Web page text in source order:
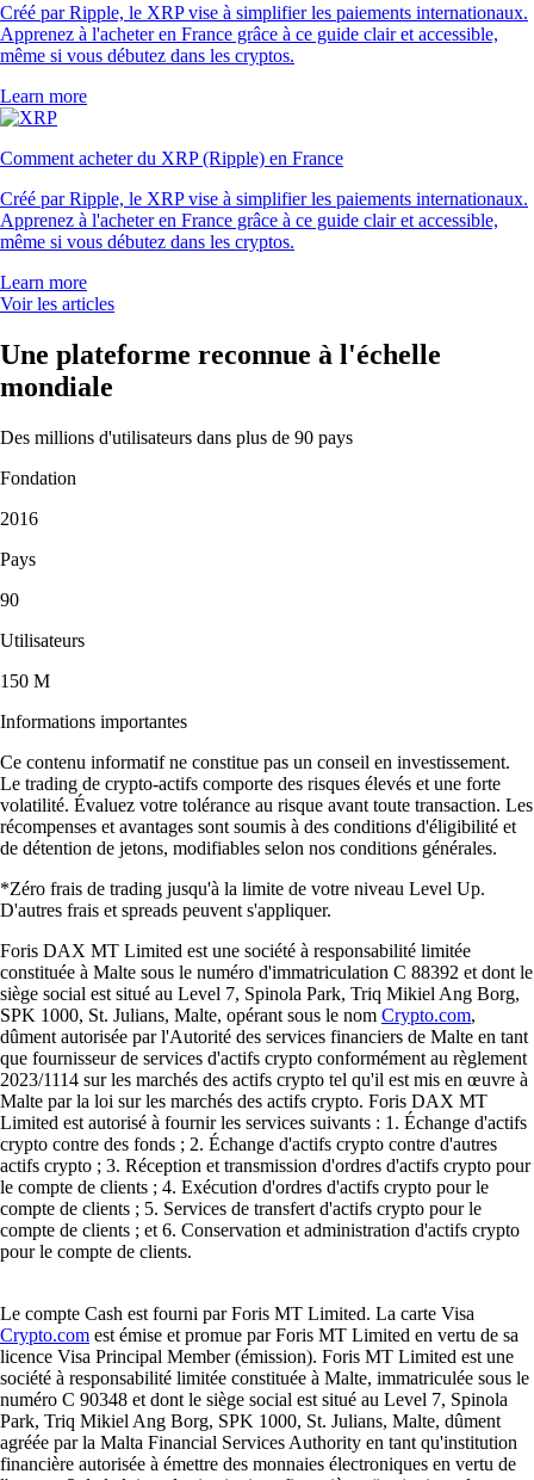
Créé par Ripple, le XRP vise à simplifier les paiements internationaux.
Apprenez à l'acheter en France grâce à ce guide clair et accessible,
même si vous débutez dans les cryptos.
Learn more
Comment acheter du XRP (Ripple) en France
Créé par Ripple, le XRP vise à simplifier les paiements internationaux.
Apprenez à l'acheter en France grâce à ce guide clair et accessible,
même si vous débutez dans les cryptos.
Learn more
Voir les articles
Une plateforme reconnue à l'échelle
mondiale
Des millions d'utilisateurs dans plus de 90 pays
Fondation
2016
Pays
90
Utilisateurs
150 M
Informations importantes
Ce contenu informatif ne constitue pas un conseil en investissement.
Le trading de crypto-actifs comporte des risques élevés et une forte
volatilité. Évaluez votre tolérance au risque avant toute transaction. Les
récompenses et avantages sont soumis à des conditions d'éligibilité et
de détention de jetons, modifiables selon nos conditions générales.
*Zéro frais de trading jusqu'à la limite de votre niveau Level Up.
D'autres frais et spreads peuvent s'appliquer.
Foris DAX MT Limited est une société à responsabilité limitée
constituée à Malte sous le numéro d'immatriculation C 88392 et dont le
siège social est situé au Level 7, Spinola Park, Triq Mikiel Ang Borg,
SPK 1000, St. Julians, Malte, opérant sous le nom Crypto.com,
dûment autorisée par l'Autorité des services financiers de Malte en tant
que fournisseur de services d'actifs crypto conformément au règlement
2023/1114 sur les marchés des actifs crypto tel qu'il est mis en œuvre à
Malte par la loi sur les marchés des actifs crypto. Foris DAX MT
Limited est autorisé à fournir les services suivants : 1. Échange d'actifs
crypto contre des fonds ; 2. Échange d'actifs crypto contre d'autres
actifs crypto ; 3. Réception et transmission d'ordres d'actifs crypto pour
le compte de clients ; 4. Exécution d'ordres d'actifs crypto pour le
compte de clients ; 5. Services de transfert d'actifs crypto pour le
compte de clients ; et 6. Conservation et administration d'actifs crypto
pour le compte de clients.
Le compte Cash est fourni par Foris MT Limited. La carte Visa
Crypto.com est émise et promue par Foris MT Limited en vertu de sa
licence Visa Principal Member (émission). Foris MT Limited est une
société à responsabilité limitée constituée à Malte, immatriculée sous le
numéro C 90348 et dont le siège social est situé au Level 7, Spinola
Park, Triq Mikiel Ang Borg, SPK 1000, St. Julians, Malte, dûment
agréée par la Malta Financial Services Authority en tant qu'institution
financière autorisée à émettre des monnaies électroniques en vertu de